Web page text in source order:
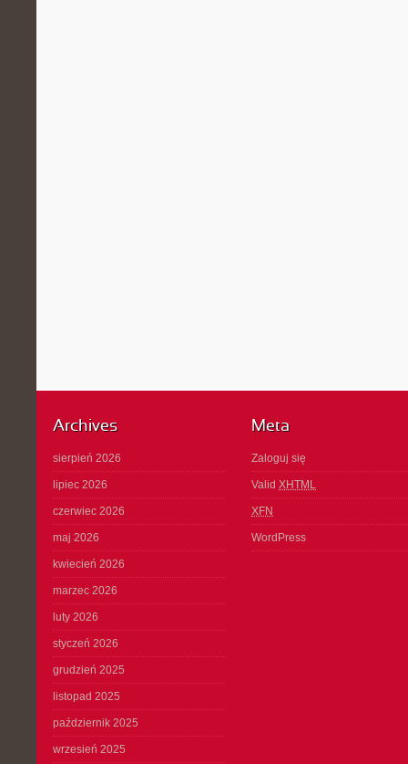
Archives
sierpień 2026
lipiec 2026
czerwiec 2026
maj 2026
kwiecień 2026
marzec 2026
luty 2026
styczeń 2026
grudzień 2025
listopad 2025
październik 2025
wrzesień 2025
Meta
Zaloguj się
Valid XHTML
XFN
WordPress